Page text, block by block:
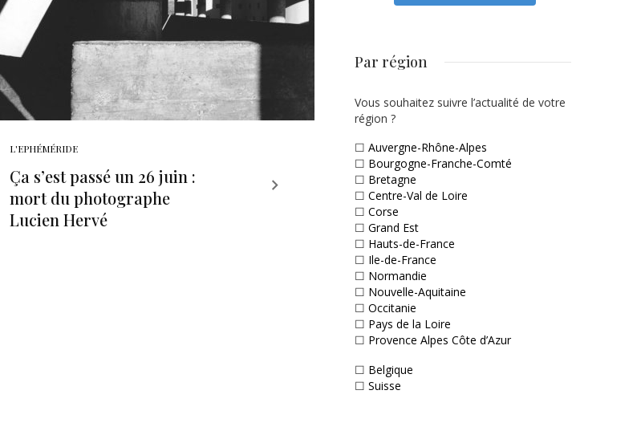
L'EPHÉMÉRIDE
Ça s’est passé un 26 juin :
mort du photographe
Lucien Hervé
Par région
Vous souhaitez suivre l’actualité de votre
région ?
☐ Auvergne-Rhône-Alpes
☐ Bourgogne-Franche-Comté
☐ Bretagne
☐ Centre-Val de Loire
☐ Corse
☐ Grand Est
☐ Hauts-de-France
☐ Ile-de-France
☐ Normandie
☐ Nouvelle-Aquitaine
☐ Occitanie
☐ Pays de la Loire
☐ Provence Alpes Côte d’Azur
☐ Belgique
☐ Suisse